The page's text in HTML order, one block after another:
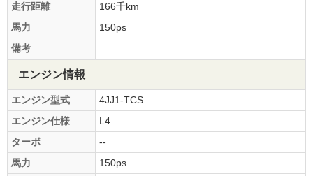
走行距離
166千km
馬力
150ps
備考
エンジン情報
エンジン型式
4JJ1-TCS
エンジン仕様
L4
ターボ
--
馬力
150ps